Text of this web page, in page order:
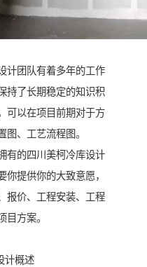
计团队有着多年的工作
持了长期稳定的知识积
可以在项目前期对于方
、工艺流程图。
有的四川美柯冷库设计
你提供你的大致意愿，
报价、工程安装、工程
目方案。
计概述